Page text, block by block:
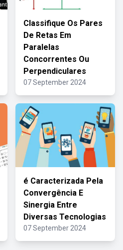
Classifique Os Pares
De Retas Em
Paralelas
Concorrentes Ou
Perpendiculares
07 September 2024
é Caracterizada Pela
Convergência E
Sinergia Entre
Diversas Tecnologias
07 September 2024